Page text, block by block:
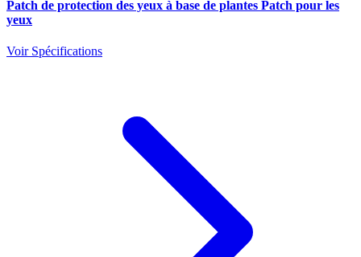
Patch de protection des yeux à base de plantes Patch pour les
yeux
Voir Spécifications